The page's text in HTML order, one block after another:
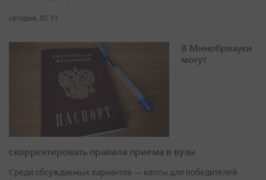
сегодня, 02:31
В Минобрнауки
могут
скорректировать правила приема в вузы
Среди обсуждаемых вариантов — квоты для победителей